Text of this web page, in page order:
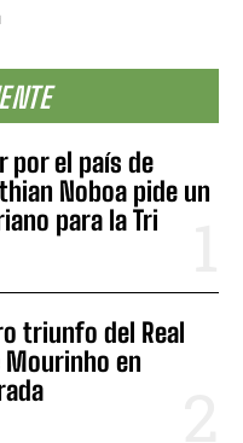
por el país de
Noboa pide un
para la Tri
triunfo del Real
en